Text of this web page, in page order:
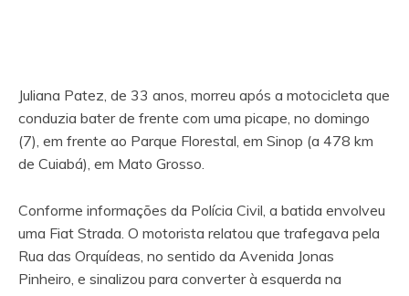
Juliana Patez, de 33 anos, morreu após a motocicleta que
conduzia bater de frente com uma picape, no domingo
(7), em frente ao Parque Florestal, em Sinop (a 478 km
de Cuiabá), em Mato Grosso.
Conforme informações da Polícia Civil, a batida envolveu
uma Fiat Strada. O motorista relatou que trafegava pela
Rua das Orquídeas, no sentido da Avenida Jonas
Pinheiro, e sinalizou para converter à esquerda na